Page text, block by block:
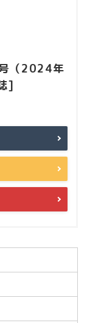
（2024年
]